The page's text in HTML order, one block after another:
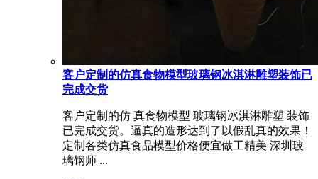
客户定制的仿真食物模型玻璃钢冰淇淋雕塑装饰已
完成交货
客户定制的仿 真食物模型 玻璃钢冰淇淋雕塑 装饰
已完成交货。逼真的造形达到了以假乱真的效果！
定制各类仿真食品模型价格便宜做工精美 深圳玻
璃钢师 ...